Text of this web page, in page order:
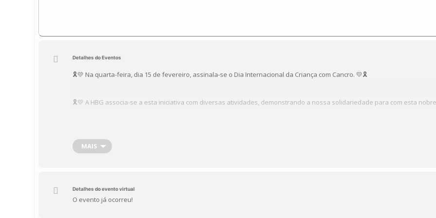
Detalhes do Eventos
🎗️💛 Na quarta-feira, dia 15 de fevereiro, assinala-se o Dia Internacional da Criança com Cancro. 💛🎗️
🎗️💛 A HBG associa-se a esta iniciativa com diversas atividades, demonstrando a nossa solidariedade para com esta
MAIS
Detalhes do evento virtual
O evento já ocorreu!